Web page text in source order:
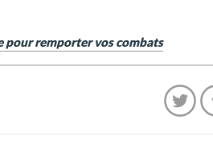
pour remporter vos combats